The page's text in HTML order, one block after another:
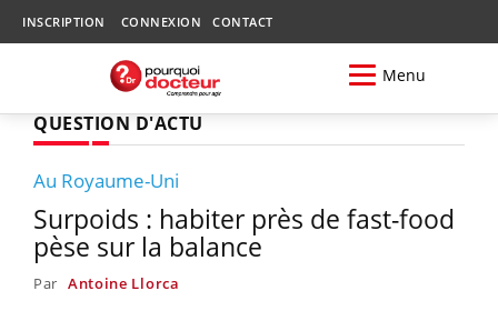
INSCRIPTION CONNEXION CONTACT
Menu
QUESTION D'ACTU
Au Royaume-Uni
Surpoids : habiter près de fast-food
pèse sur la balance
Par Antoine Llorca